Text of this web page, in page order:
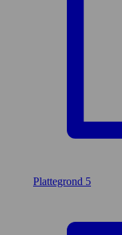
Plattegrond 5